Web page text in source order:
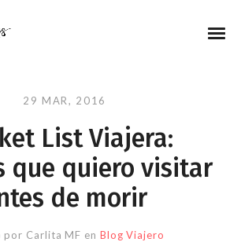
29 MAR, 2016
List Viajera:
que quiero visitar
de morir
por Carlita MF en Blog Viajero